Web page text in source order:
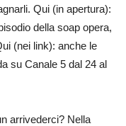
Qui (in apertura):
della soap opera,
(nei link): anche le
su Canale 5 dal 24 al
arrivederci? Nella